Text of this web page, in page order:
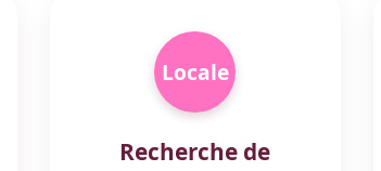
Locale
Recherche de